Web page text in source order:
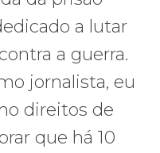
a lutar
a guerra.
jornalista, eu
direitos de
que há 10